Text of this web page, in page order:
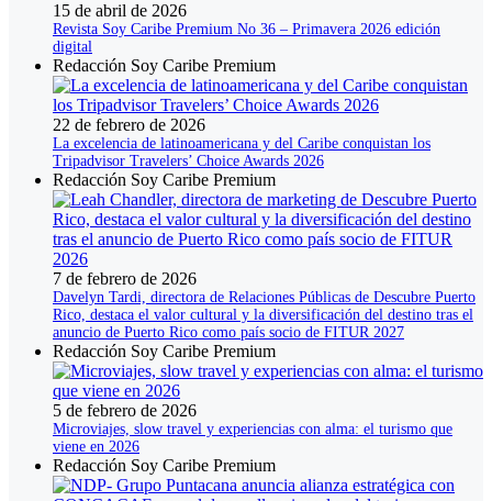
15 de abril de 2026
Revista Soy Caribe Premium No 36 – Primavera 2026 edición
digital
Redacción Soy Caribe Premium
22 de febrero de 2026
La excelencia de latinoamericana y del Caribe conquistan los
Tripadvisor Travelers’ Choice Awards 2026
Redacción Soy Caribe Premium
7 de febrero de 2026
Davelyn Tardi, directora de Relaciones Públicas de Descubre Puerto
Rico, destaca el valor cultural y la diversificación del destino tras el
anuncio de Puerto Rico como país socio de FITUR 2027
Redacción Soy Caribe Premium
5 de febrero de 2026
Microviajes, slow travel y experiencias con alma: el turismo que
viene en 2026
Redacción Soy Caribe Premium